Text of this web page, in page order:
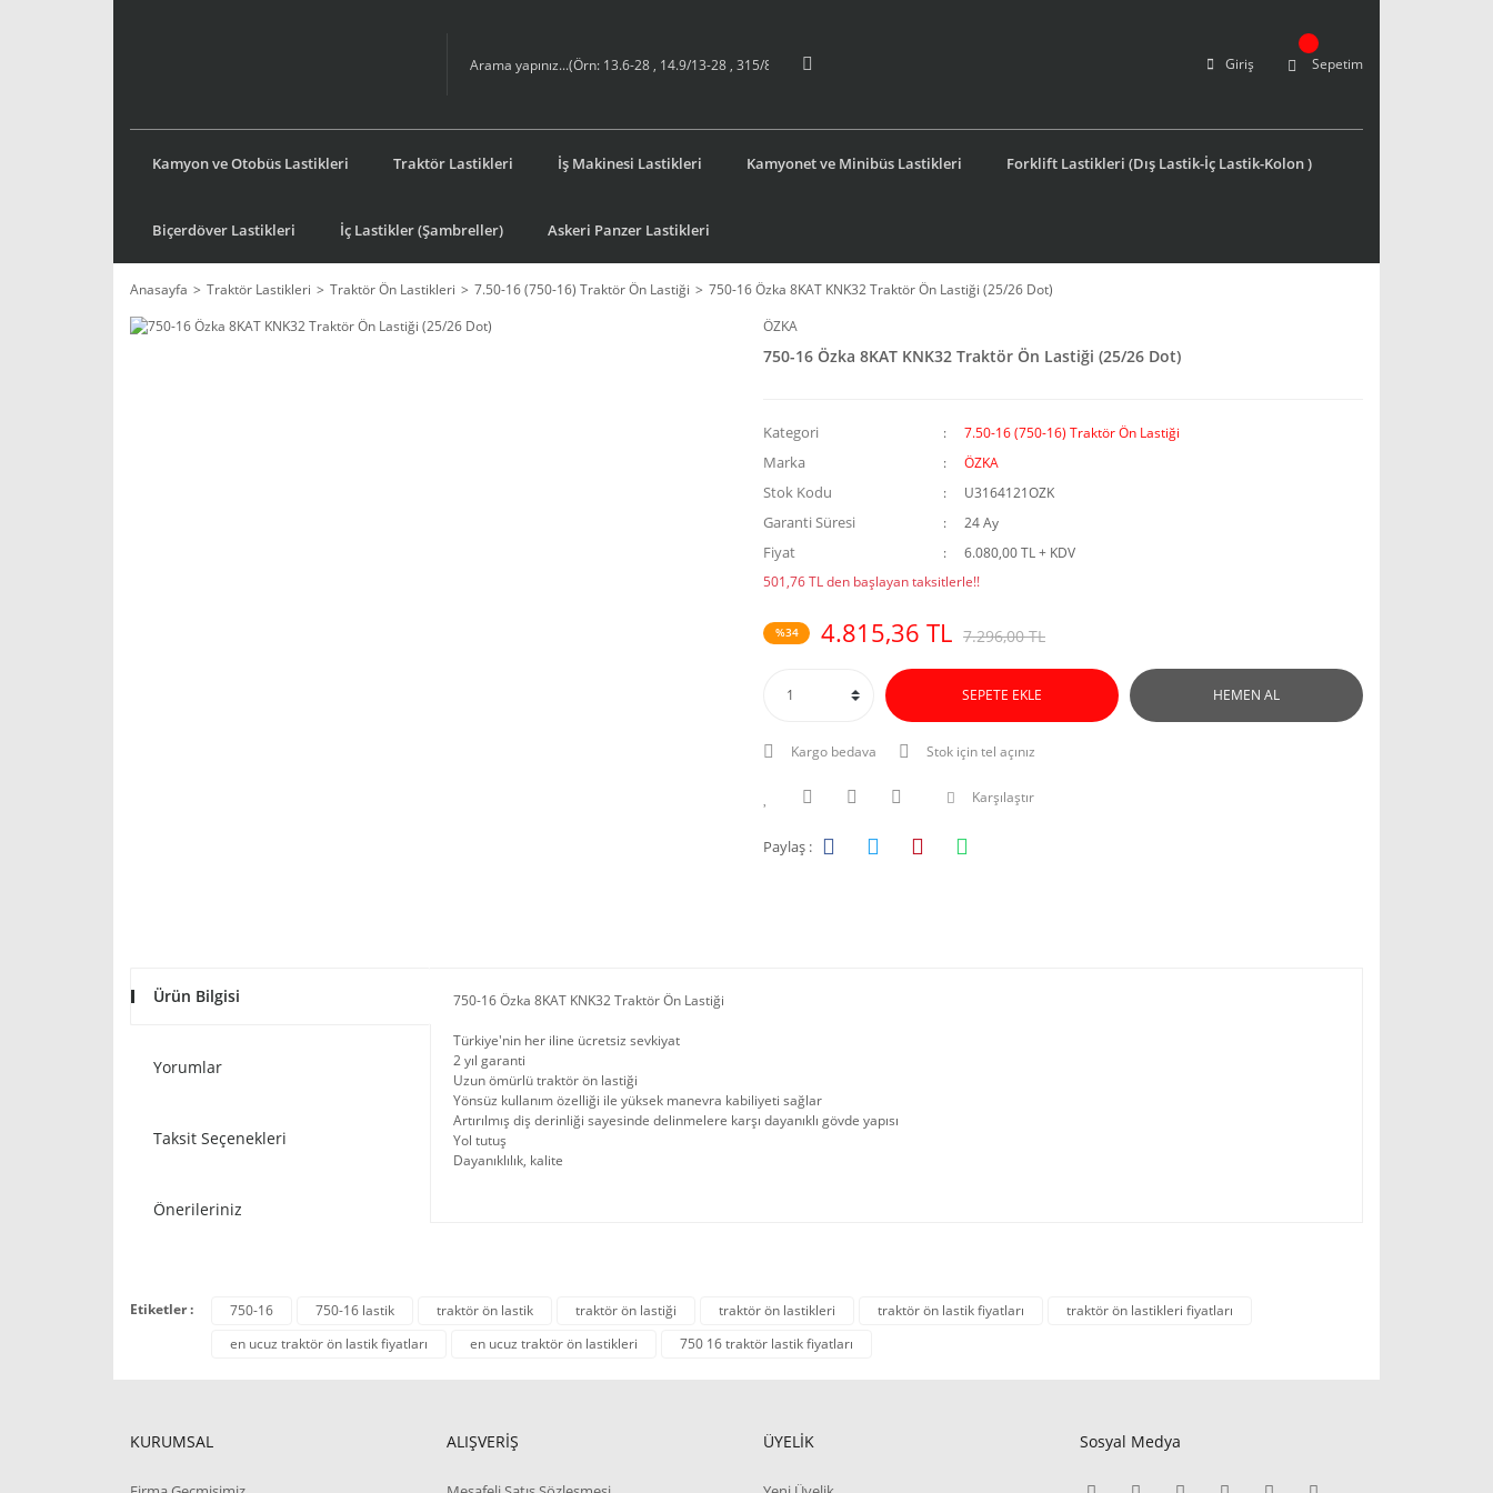
Giriş Sepetim
Kamyon ve Otobüs Lastikleri Traktör Lastikleri İş Makinesi Lastikleri Kamyonet ve Minibüs Lastikleri Forklift Lastikleri (Dış Lastik-İç Lastik-Kolon )
Biçerdöver Lastikleri İç Lastikler (Şambreller) Askeri Panzer Lastikleri
Anasayfa Traktör Lastikleri Traktör Ön Lastikleri 7.50-16 (750-16) Traktör Ön Lastiği
750-16 Özka 8KAT KNK32 Traktör Ön Lastiği (25/26 Dot)
ÖZKA
750-16 Özka 8KAT KNK32 Traktör Ön Lastiği (25/26 Dot)
Kategori 7.50-16 (750-16) Traktör Ön Lastiği
Marka ÖZKA
Stok Kodu U3164121OZK
Garanti Süresi 24 Ay
Fiyat
6.080,00 TL + KDV
501,76 TL den başlayan taksitlerle!!
%34 4.815,36 TL 7.296,00 TL
SEPETE EKLE HEMEN AL
Kargo bedava Stok için tel açınız
Karşılaştır
Paylaş :
Ürün Bilgisi
Yorumlar
Taksit Seçenekleri
Önerileriniz
750-16 Özka 8KAT KNK32 Traktör Ön Lastiği
Türkiye'nin her iline ücretsiz sevkiyat
2 yıl garanti
Uzun ömürlü traktör ön lastiği
Yönsüz kullanım özelliği ile yüksek manevra kabiliyeti sağlar
Artırılmış diş derinliği sayesinde delinmelere karşı dayanıklı gövde yapısı
Yol tutuş
Dayanıklılık, kalite
Etiketler : 750-16 750-16 lastik traktör ön lastik traktör ön lastiği traktör ön lastikleri traktör ön lastik fiyatları
traktör ön lastikleri fiyatları
en ucuz traktör ön lastik fiyatları
en ucuz traktör ön lastikleri 750 16 traktör lastik fiyatları
KURUMSAL ALIŞVERİŞ ÜYELİK Sosyal Medya